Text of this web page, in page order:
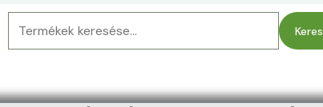
Keresés
a